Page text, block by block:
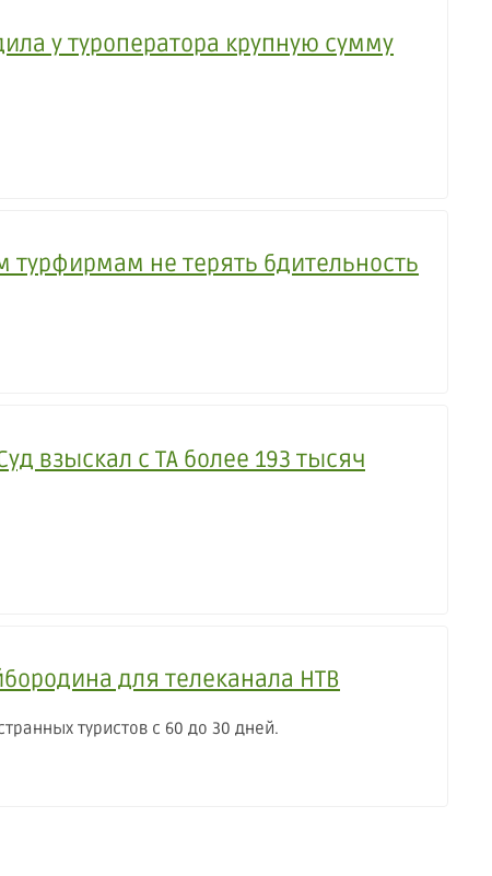
у туроператора крупную сумму
турфирмам не терять бдительность
взыскал с ТА более 193 тысяч
для телеканала НТВ
туристов с 60 до 30 дней.